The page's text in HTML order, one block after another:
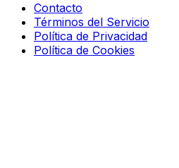
Contacto
Términos del Servicio
Política de Privacidad
Política de Cookies